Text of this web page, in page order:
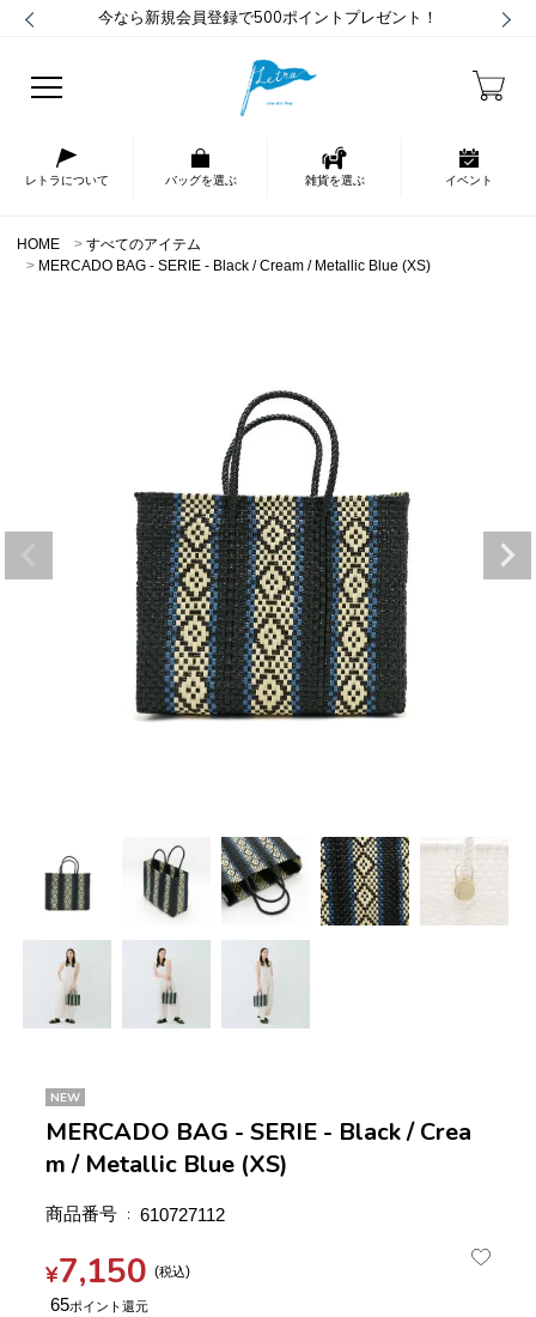
今なら新規会員登録で500ポイントプレゼント！
レトラについて バッグを選ぶ 雑貨を選ぶ イベント
HOME
すべてのアイテム
MERCADO BAG - SERIE - Black / Cream / Metallic Blue (XS)
NEW
MERCADO BAG - SERIE - Black / Crea
m / Metallic Blue (XS)
商品番号 610727112
¥7,150 税込
65